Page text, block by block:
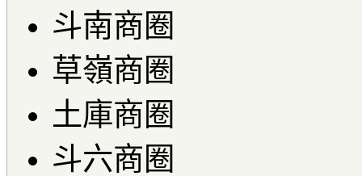
斗南商圈
草嶺商圈
土庫商圈
斗六商圈